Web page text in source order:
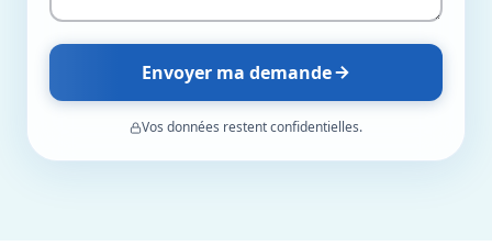
Envoyer ma demande
Vos données restent confidentielles.